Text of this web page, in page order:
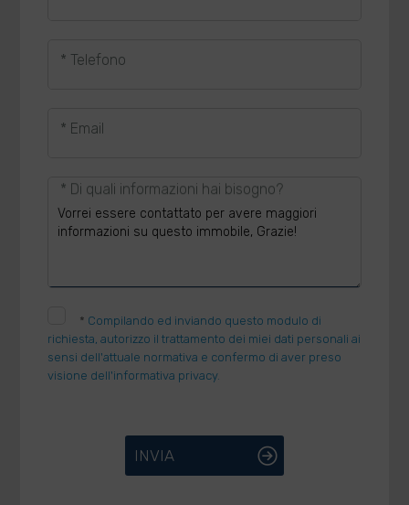
* Telefono
* Email
* Di quali informazioni hai bisogno?
* Compilando ed inviando questo modulo di
richiesta, autorizzo il trattamento dei miei dati personali ai
sensi dell'attuale normativa e confermo di aver preso
visione dell'informativa privacy.
INVIA